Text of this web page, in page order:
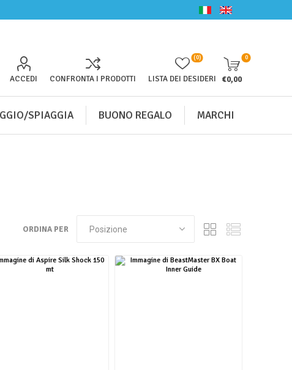
ACCEDI CONFRONTA I PRODOTTI LISTA DEI DESIDERI
(0) 0
€0,00
SPIAGGIA BUONO REGALO MARCHI
ORDINA PER